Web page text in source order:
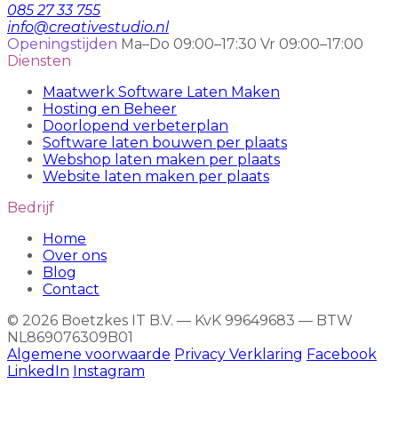
085 27 33 755
info@creativestudio.nl
Openingstijden Ma–Do 09:00–17:30 Vr 09:00–17:00
Diensten
Maatwerk Software Laten Maken
Hosting en Beheer
Doorlopend verbeterplan
Software laten bouwen per plaats
Webshop laten maken per plaats
Website laten maken per plaats
Bedrijf
Home
Over ons
Blog
Contact
© 2026 Boetzkes IT B.V. — KvK 99649683 — BTW
NL869076309B01
Algemene voorwaarde Privacy Verklaring Facebook
LinkedIn Instagram